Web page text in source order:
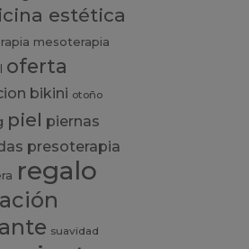
estética
mesoterapia
oferta
bikini otoño
piel piernas
presoterapia
regalo
suavidad